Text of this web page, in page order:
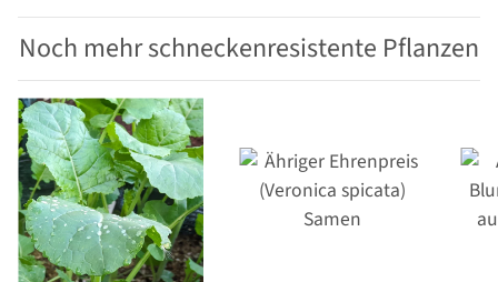
Noch mehr schneckenresistente Pflanzen